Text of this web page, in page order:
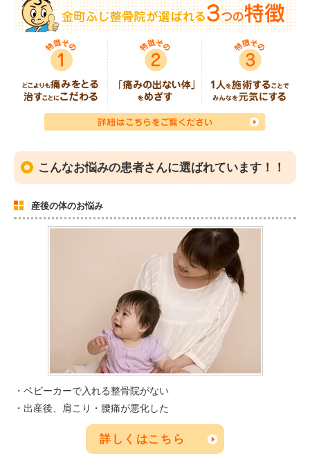
こんなお悩みの患者さんに選ばれています！！
産後の体のお悩み
・ベビーカーで入れる整骨院がない
・出産後、肩こり・腰痛が悪化した
詳しくはこちら